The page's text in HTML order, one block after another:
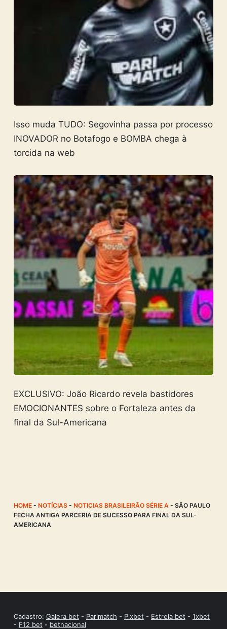
Isso muda TUDO: Segovinha passa por processo
INOVADOR no Botafogo e BOMBA chega à
torcida na web
EXCLUSIVO: João Ricardo revela bastidores
EMOCIONANTES sobre o Fortaleza antes da
final da Sul-Americana
HOME- NOTÍCIAS- NOTICIAS BRASILEIRÃO SÉRIE A- SÃO PAULO
FECHA ANTIGA PARCERIA DE SUCESSO PARA FINAL DA SUL-
AMERICANA
Cadastro: Galera bet - Parimatch - Pixbet - Estrela bet - 1xbet
- F12 bet - betnacional